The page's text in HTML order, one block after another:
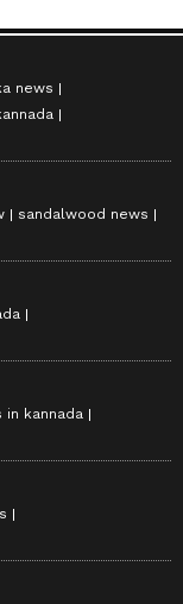
news
sandalwood news
kannada